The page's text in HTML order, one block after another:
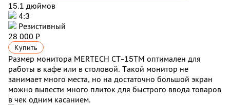
15.1 дюймов
4:3
Резистивный
28 000 ₽
Купить
Размер монитора MERTECH CT-15ТM оптимален для
работы в кафе или в столовой. Такой монитор не
занимает много места, но на достаточно большой экран
можно вывести много плиток для быстрого ввода товаров
в чек одним касанием.